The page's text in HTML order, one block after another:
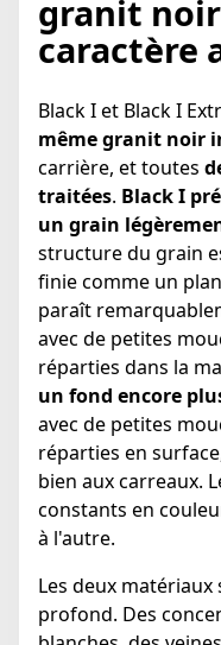
granit
caractère
Black I et Black I
même granit noir
carrière, et toutes
traitées. Black I
un grain
structure du grain
finie comme un
paraît
avec de petites
réparties dans la
un fond encore
avec de petites
réparties en
bien aux carreaux.
constants en
à l'autre.
Les deux
profond. Des